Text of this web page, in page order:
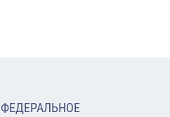
ФЕДЕРАЛЬНОЕ